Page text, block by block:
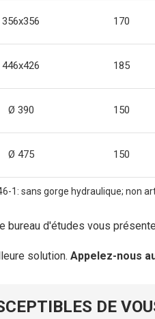
356x356 170
446x426 185
Ø 390 150
Ø 475 150
1: sans gorge hydraulique; non
bureau d'études vous
solution. Appelez-nous
DE